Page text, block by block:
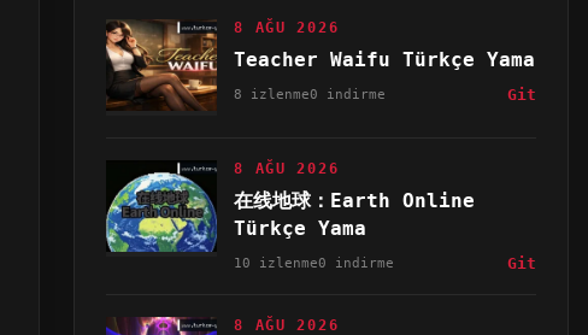
8 AĞU 2026
Teacher Waifu Türkçe Yama
8 izlenme0 indirme Git
8 AĞU 2026
在线地球：Earth Online
Türkçe Yama
10 izlenme0 indirme Git
8 AĞU 2026